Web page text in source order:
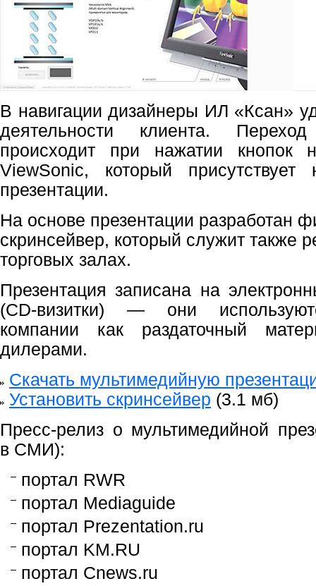
В навигации дизайнеры ИЛ «Ксан»
деятельности клиента.
происходит при нажатии кнопок
ViewSonic, который
презентации.
На основе презентации разработан
скринсейвер, который служит также
торговых залах.
Презентация записана на
(CD-визитки) — они
компании как раздаточный
дилерами.
Скачать мультимедийную
Установить скринсейвер (3.1 мб)
Пресс-релиз о мультимедийной
в СМИ):
портал RWR
портал Mediaguide
портал Prezentation.ru
портал KM.RU
портал Cnews.ru